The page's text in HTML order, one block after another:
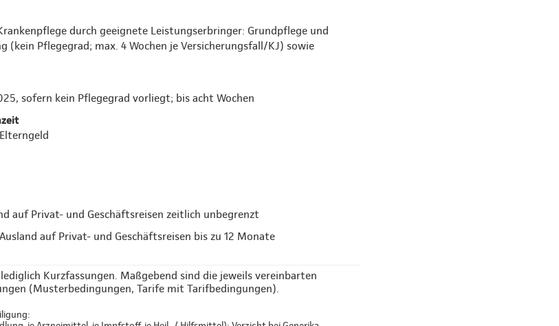
durch geeignete Leistungserbringer: Grundpflege und
(kein Pflegegrad; max. 4 Wochen je Versicherungsfall/KJ) sowie
sofern kein Pflegegrad vorliegt; bis acht Wochen
auf Privat- und Geschäftsreisen zeitlich unbegrenzt
auf Privat- und Geschäftsreisen bis zu 12 Monate
Kurzfassungen. Maßgebend sind die jeweils vereinbarten
(Musterbedingungen, Tarife mit Tarifbedingungen).